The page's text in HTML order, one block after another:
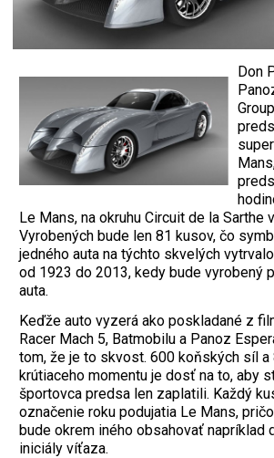
Don
Le Mans, na okruhu Circuit de la Sarthe
Vyrobených bude len 81 kusov, čo
jedného auta na týchto skvelých
od 1923 do 2013, kedy bude vyrobený
auta.
Keďže auto vyzerá ako poskladané z
Racer Mach 5, Batmobilu a Panoz
tom, že je to skvost. 600 koňských síl a
krútiaceho momentu je dosť na to, aby
športovca predsa len zaplatili. Každý
označenie roku podujatia Le Mans,
bude okrem iného obsahovať napríklad
iniciály víťaza.